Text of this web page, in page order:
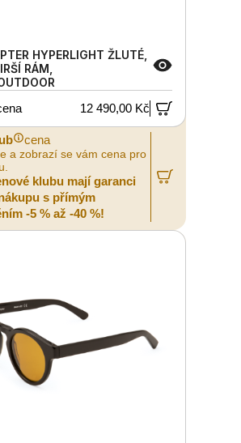
HYPERLIGHT ŽLUTÉ,
RÁM,
12 490,00 Kč
cena
a zobrazí se vám cena pro
klubu mají garanci
s přímým
-5 % až -40 %!